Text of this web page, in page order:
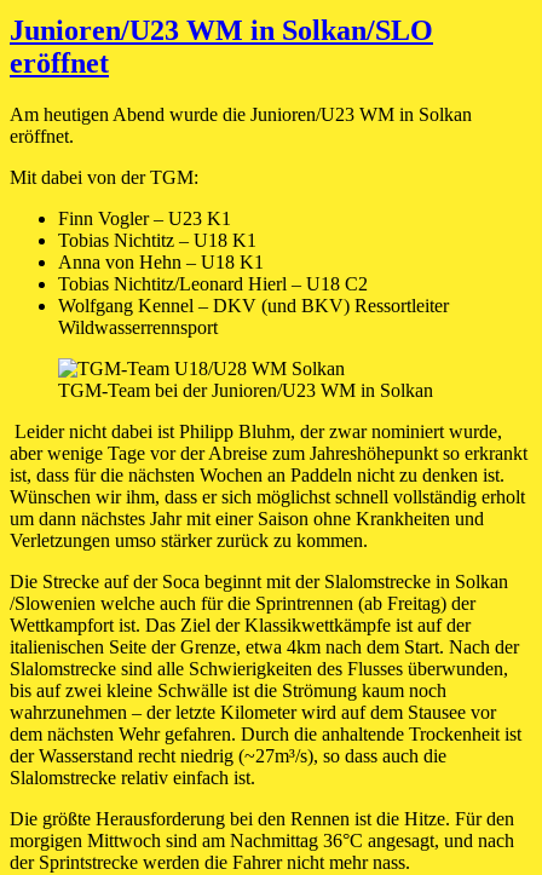
Junioren/U23 WM in Solkan/SLO
eröffnet
Am heutigen Abend wurde die Junioren/U23 WM in Solkan
eröffnet.
Mit dabei von der TGM:
Finn Vogler – U23 K1
Tobias Nichtitz – U18 K1
Anna von Hehn – U18 K1
Tobias Nichtitz/Leonard Hierl – U18 C2
Wolfgang Kennel – DKV (und BKV) Ressortleiter
Wildwasserrennsport
TGM-Team bei der Junioren/U23 WM in Solkan
Leider nicht dabei ist Philipp Bluhm, der zwar nominiert wurde,
aber wenige Tage vor der Abreise zum Jahreshöhepunkt so erkrankt
ist, dass für die nächsten Wochen an Paddeln nicht zu denken ist.
Wünschen wir ihm, dass er sich möglichst schnell vollständig erholt
um dann nächstes Jahr mit einer Saison ohne Krankheiten und
Verletzungen umso stärker zurück zu kommen.
Die Strecke auf der Soca beginnt mit der Slalomstrecke in Solkan
/Slowenien welche auch für die Sprintrennen (ab Freitag) der
Wettkampfort ist. Das Ziel der Klassikwettkämpfe ist auf der
italienischen Seite der Grenze, etwa 4km nach dem Start. Nach der
Slalomstrecke sind alle Schwierigkeiten des Flusses überwunden,
bis auf zwei kleine Schwälle ist die Strömung kaum noch
wahrzunehmen – der letzte Kilometer wird auf dem Stausee vor
dem nächsten Wehr gefahren. Durch die anhaltende Trockenheit ist
der Wasserstand recht niedrig (~27m³/s), so dass auch die
Slalomstrecke relativ einfach ist.
Die größte Herausforderung bei den Rennen ist die Hitze. Für den
morgigen Mittwoch sind am Nachmittag 36°C angesagt, und nach
der Sprintstrecke werden die Fahrer nicht mehr nass.